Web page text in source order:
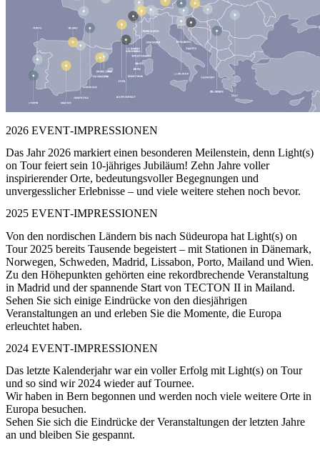
2026 EVENT‑IMPRESSIONEN
Das Jahr 2026 markiert einen besonderen Meilenstein, denn Light(s)
on Tour feiert sein 10-jähriges Jubiläum! Zehn Jahre voller
inspirierender Orte, bedeutungsvoller Begegnungen und
unvergesslicher Erlebnisse – und viele weitere stehen noch bevor.
2025 EVENT‑IMPRESSIONEN
Von den nordischen Ländern bis nach Südeuropa hat Light(s) on
Tour 2025 bereits Tausende begeistert – mit Stationen in Dänemark,
Norwegen, Schweden, Madrid, Lissabon, Porto, Mailand und Wien.
Zu den Höhepunkten gehörten eine rekordbrechende Veranstaltung
in Madrid und der spannende Start von TECTON II in Mailand.
Sehen Sie sich einige Eindrücke von den diesjährigen
Veranstaltungen an und erleben Sie die Momente, die Europa
erleuchtet haben.
2024 EVENT‑IMPRESSIONEN
Das letzte Kalenderjahr war ein voller Erfolg mit Light(s) on Tour
und so sind wir 2024 wieder auf Tournee.
Wir haben in Bern begonnen und werden noch viele weitere Orte in
Europa besuchen.
Sehen Sie sich die Eindrücke der Veranstaltungen der letzten Jahre
an und bleiben Sie gespannt.